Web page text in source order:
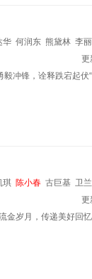
华 何润东 熊黛林 李
更
毅冲锋，诠释跌宕起伏
琪 陈小春 古巨基 卫兰
更
金岁月，传递美好回